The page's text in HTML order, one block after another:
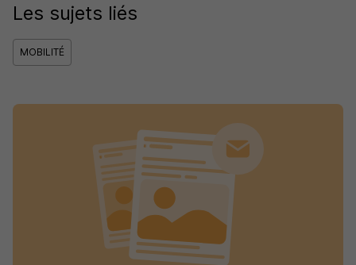
Les sujets liés
MOBILITÉ